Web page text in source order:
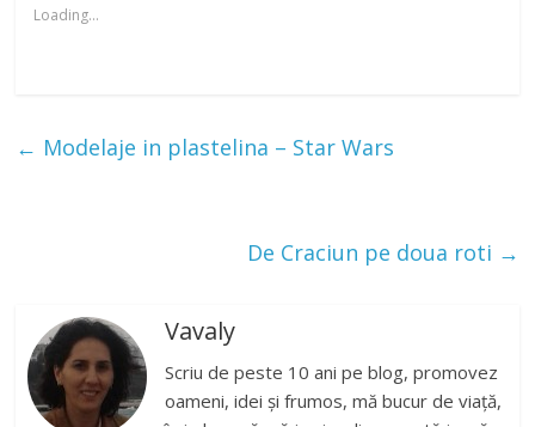
Loading...
← Modelaje in plastelina – Star Wars
De Craciun pe doua roti →
Vavaly
Scriu de peste 10 ani pe blog, promovez
oameni, idei și frumos, mă bucur de viață,